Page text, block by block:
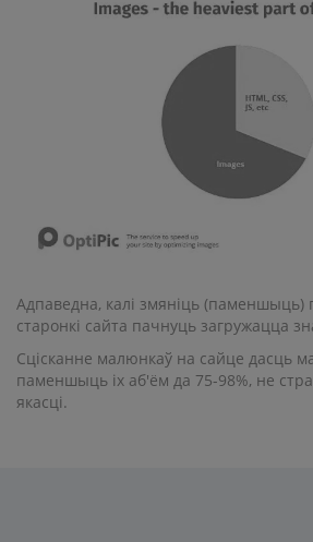
Адпаведна, калі змяніць (паменшыць)
старонкі сайта пачнуць загружацца
Сцісканне малюнкаў на сайце дасць
паменшыць іх аб'ём да 75-98%, не
якасці.